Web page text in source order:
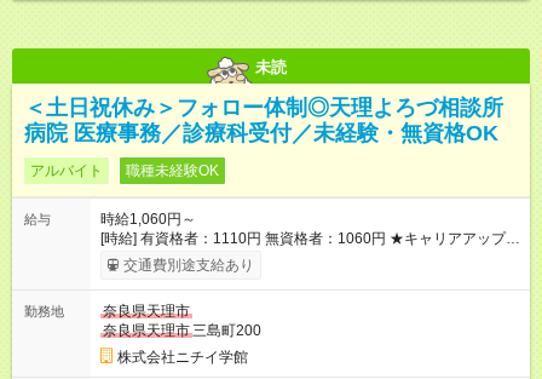
未読
＜土日祝休み＞フォロー体制◎天理よろづ相談所
病院 医療事務／診療科受付／未経験・無資格OK
アルバイト 職種未経験OK
給与
時給1,060円～
[時給] 有資格者：1110円 無資格者：1060円 ★キャリアアップ制
度あり 進級により給与がアップします！ 【試用期間】試用期間
あり 試用期間の長さ：3ヶ月 雇用形態、給与は本採用時と同じ
交通費別途支給あり
勤務地
奈良県天理市
奈良県天理市三島町200
株式会社ニチイ学館